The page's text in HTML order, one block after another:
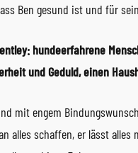
Ben gesund ist und für
hundeerfahrene
und Geduld, einen
mit engem
alles schaffen, er lässt